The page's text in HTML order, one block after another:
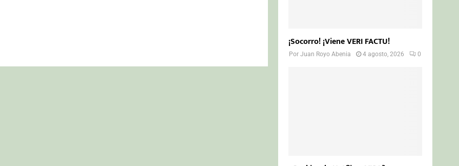
¡Socorro! ¡Viene VERI FACTU!
PorJuan Royo Abenia 4 agosto, 2026 0